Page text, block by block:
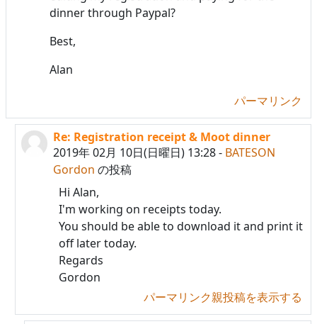
dinner through Paypal?
Best,
Alan
パーマリンク
BESSETTE Alan への返信
Re: Registration receipt & Moot dinner
2019年 02月 10日(日曜日) 13:28- BATESON
Gordon の投稿
Hi Alan,
I'm working on receipts today.
You should be able to download it and print it
off later today.
Regards
Gordon
パーマリンク親投稿を表示する